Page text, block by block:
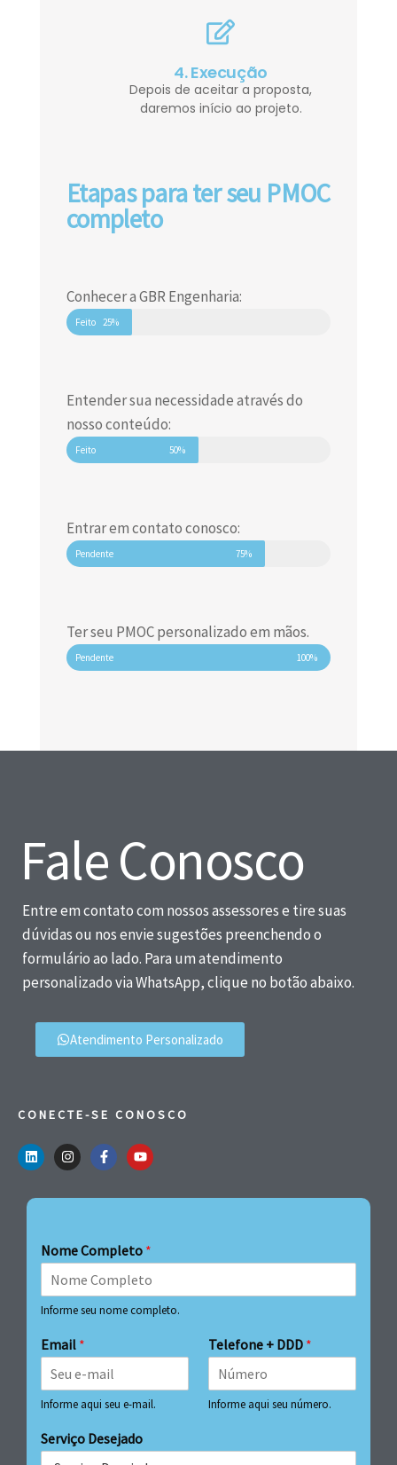
4. Execução
Depois de aceitar a proposta,
daremos início ao projeto.
Etapas para ter seu PMOC
completo
Conhecer a GBR Engenharia:
Feito 25%
Entender sua necessidade através do
nosso conteúdo:
Feito 50%
Entrar em contato conosco:
Pendente 75%
Ter seu PMOC personalizado em mãos.
Pendente 100%
Fale Conosco
Entre em contato com nossos assessores e tire suas
dúvidas ou nos envie sugestões preenchendo o
formulário ao lado. Para um atendimento
personalizado via WhatsApp, clique no botão abaixo.
Atendimento Personalizado
CONECTE-SE CONOSCO
Nome Completo *
Informe seu nome completo.
Email *
Informe aqui seu e-mail.
Telefone + DDD *
Informe aqui seu número.
Serviço Desejado